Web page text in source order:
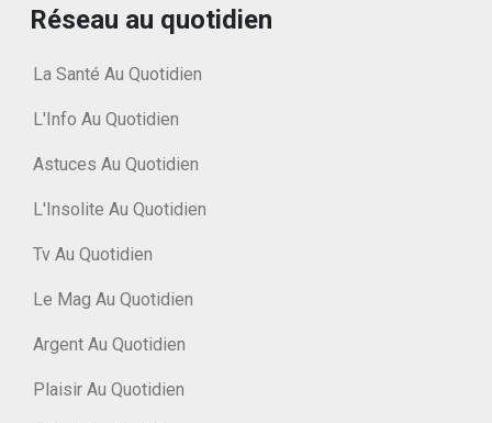
Réseau au quotidien
La Santé Au Quotidien
L'Info Au Quotidien
Astuces Au Quotidien
L'Insolite Au Quotidien
Tv Au Quotidien
Le Mag Au Quotidien
Argent Au Quotidien
Plaisir Au Quotidien